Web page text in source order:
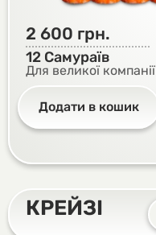
2 600 грн.
12 Самураїв
Для великої компанії
Додати в кошик
КРЕЙЗІ